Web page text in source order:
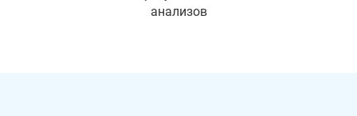
анализов